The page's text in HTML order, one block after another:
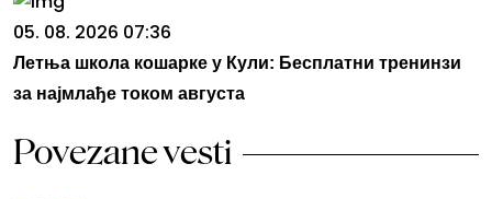
05. 08. 2026 07:36
Летња школа кошарке у Кули: Бесплатни тренинзи
за најмлађе током августа
Povezane vesti